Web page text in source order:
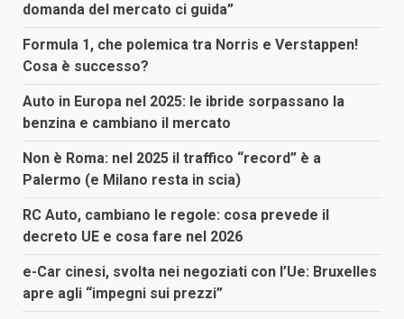
domanda del mercato ci guida”
Formula 1, che polemica tra Norris e Verstappen!
Cosa è successo?
Auto in Europa nel 2025: le ibride sorpassano la
benzina e cambiano il mercato
Non è Roma: nel 2025 il traffico “record” è a
Palermo (e Milano resta in scia)
RC Auto, cambiano le regole: cosa prevede il
decreto UE e cosa fare nel 2026
e-Car cinesi, svolta nei negoziati con l’Ue: Bruxelles
apre agli “impegni sui prezzi”